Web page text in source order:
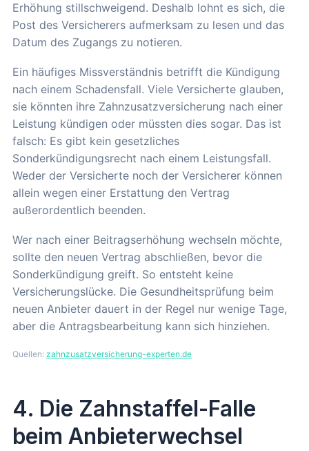
Erhöhung stillschweigend. Deshalb lohnt es sich, die
Post des Versicherers aufmerksam zu lesen und das
Datum des Zugangs zu notieren.
Ein häufiges Missverständnis betrifft die Kündigung
nach einem Schadensfall. Viele Versicherte glauben,
sie könnten ihre Zahnzusatzversicherung nach einer
Leistung kündigen oder müssten dies sogar. Das ist
falsch: Es gibt kein gesetzliches
Sonderkündigungsrecht nach einem Leistungsfall.
Weder der Versicherte noch der Versicherer können
allein wegen einer Erstattung den Vertrag
außerordentlich beenden.
Wer nach einer Beitragserhöhung wechseln möchte,
sollte den neuen Vertrag abschließen, bevor die
Sonderkündigung greift. So entsteht keine
Versicherungslücke. Die Gesundheitsprüfung beim
neuen Anbieter dauert in der Regel nur wenige Tage,
aber die Antragsbearbeitung kann sich hinziehen.
Quellen: zahnzusatzversicherung-experten.de
4. Die Zahnstaffel-Falle
beim Anbieterwechsel